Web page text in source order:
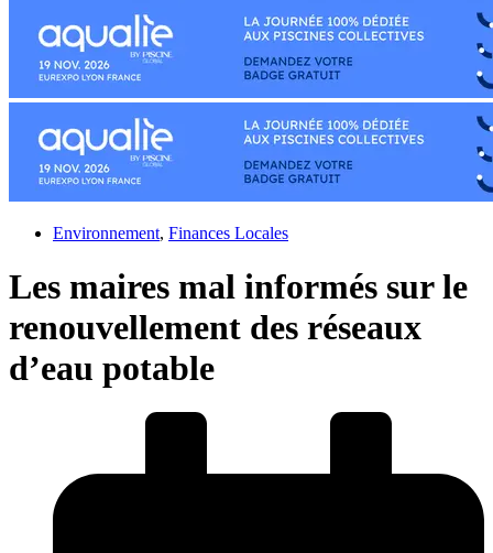
Environnement, Finances Locales
Les maires mal informés sur le
renouvellement des réseaux
d’eau potable